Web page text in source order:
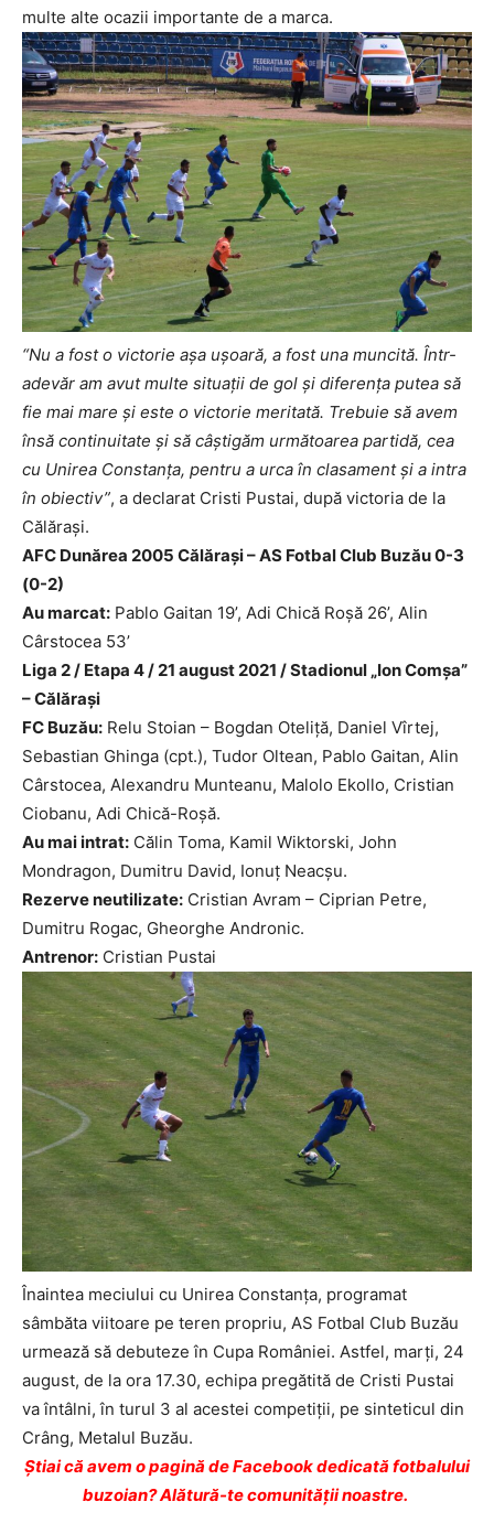
multe alte ocazii importante de a marca.
“Nu a fost o victorie aşa uşoară, a fost una muncită. Într-
adevăr am avut multe situaţii de gol şi diferenţa putea să
fie mai mare şi este o victorie meritată. Trebuie să avem
însă continuitate şi să câştigăm următoarea partidă, cea
cu Unirea Constanţa, pentru a urca în clasament şi a intra
în obiectiv”, a declarat Cristi Pustai, după victoria de la
Călăraşi.
AFC Dunărea 2005 Călăraşi – AS Fotbal Club Buzău 0-3
(0-2)
Au marcat: Pablo Gaitan 19’, Adi Chică Roşă 26’, Alin
Cârstocea 53’
Liga 2 / Etapa 4 / 21 august 2021 / Stadionul „Ion Comşa”
– Călăraşi
FC Buzău: Relu Stoian – Bogdan Oteliță, Daniel Vîrtej,
Sebastian Ghinga (cpt.), Tudor Oltean, Pablo Gaitan, Alin
Cârstocea, Alexandru Munteanu, Malolo Ekollo, Cristian
Ciobanu, Adi Chică-Roșă.
Au mai intrat: Călin Toma, Kamil Wiktorski, John
Mondragon, Dumitru David, Ionuţ Neacșu.
Rezerve neutilizate: Cristian Avram – Ciprian Petre,
Dumitru Rogac, Gheorghe Andronic.
Antrenor: Cristian Pustai
Înaintea meciului cu Unirea Constanţa, programat
sâmbăta viitoare pe teren propriu, AS Fotbal Club Buzău
urmează să debuteze în Cupa României. Astfel, marţi, 24
august, de la ora 17.30, echipa pregătită de Cristi Pustai
va întâlni, în turul 3 al acestei competiţii, pe sinteticul din
Crâng, Metalul Buzău.
Ştiai că avem o pagină de Facebook dedicată fotbalului
buzoian? Alătură-te comunității noastre.